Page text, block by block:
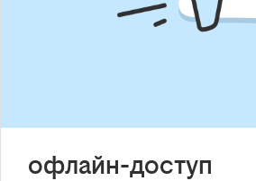
офлайн-доступ